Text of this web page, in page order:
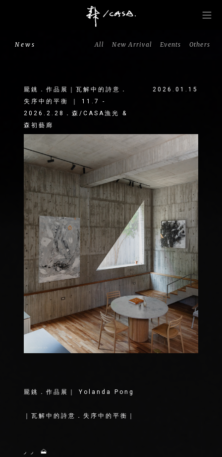
News All New Arrival Events Others
龎銚．作品展｜瓦解中的詩意．
失序中的平衡 ｜ 11.7 -
2026.2.28．森/CASA漁光 &
森初藝廊
2026.01.15
龎銚．作品展｜ Yolanda Pong
｜瓦解中的詩意．失序中的平衡｜
◞ ◞ 🗻